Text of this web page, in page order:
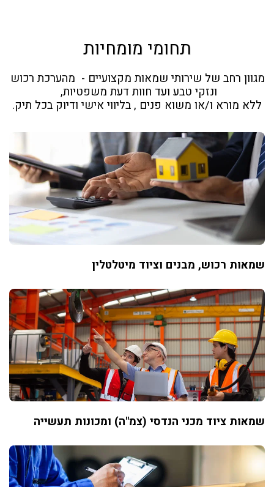
תחומי מומחיות
ללא מורא ו/או משוא פנים , בליווי אישי ודיוק בכל תיק.
שמאות רכוש, מבנים וציוד מיטלטלין
שמאות ציוד מכני הנדסי (צמ"ה) ומכונות תעשייה